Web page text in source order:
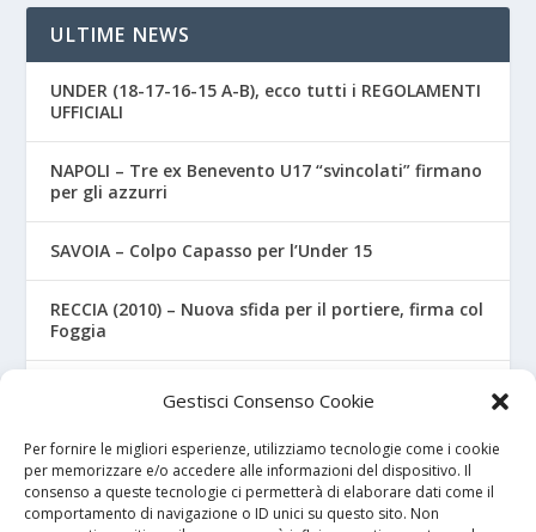
Gestisci Consenso Cookie
Per fornire le migliori esperienze, utilizziamo tecnologie come i cookie
per memorizzare e/o accedere alle informazioni del dispositivo. Il
consenso a queste tecnologie ci permetterà di elaborare dati come il
comportamento di navigazione o ID unici su questo sito. Non
ULTIME NEWS
UNDER (18-17-16-15 A-B), ecco tutti i REGOLAMENTI
UFFICIALI
NAPOLI – Tre ex Benevento U17 “svincolati” firmano
per gli azzurri
SAVOIA – Colpo Capasso per l’Under 15
RECCIA (2010) – Nuova sfida per il portiere, firma col
Foggia
RIZZO – Dalla “Fratelli Bandiera” al Crotone: la
favola di Christian
I NOSTRI SPONSOR